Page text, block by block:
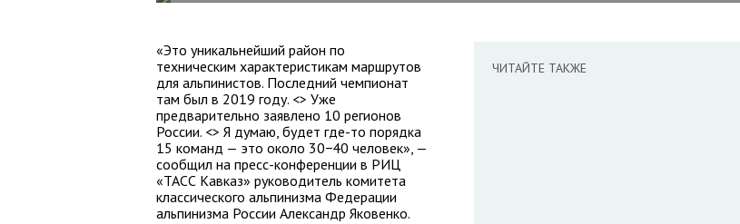
ЧИТАЙТЕ ТАКЖЕ
«Это уникальнейший район по
техническим характеристикам маршрутов
для альпинистов. Последний чемпионат
там был в 2019 году. <> Уже
предварительно заявлено 10 регионов
России. <> Я думаю, будет где-то порядка
15 команд — это около 30−40 человек», —
сообщил на пресс-конференции в РИЦ
«ТАСС Кавказ» руководитель комитета
классического альпинизма Федерации
альпинизма России Александр Яковенко.